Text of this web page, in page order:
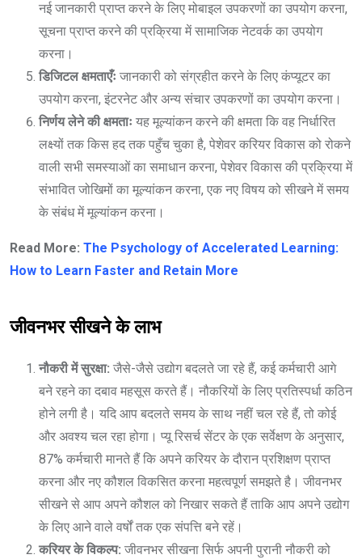
नई जानकारी प्राप्त करने के लिए मोबाइल उपकरणों का उपयोग करना,
सूचना प्राप्त करने की प्रक्रिया में सामाजिक नेटवर्क का उपयोग
करना।
डिजिटल क्षमताएँः जानकारी को संग्रहीत करने के लिए कंप्यूटर का
उपयोग करना, इंटरनेट और अन्य संचार उपकरणों का उपयोग करना।
निर्णय लेने की क्षमताः यह मूल्यांकन करने की क्षमता कि वह निर्धारित
लक्ष्यों तक किस हद तक पहुँच चुका है, पेशेवर करियर विकास को रोकने
वाली सभी समस्याओं का समाधान करना, पेशेवर विकास की प्रक्रिया में
संभावित जोखिमों का मूल्यांकन करना, एक नए विषय को सीखने में समय
के संबंध में मूल्यांकन करना।
Read More: The Psychology of Accelerated Learning:
How to Learn Faster and Retain More
जीवनभर सीखने के लाभ
नौकरी में सुरक्षा: जैसे-जैसे उद्योग बदलते जा रहे हैं, कई कर्मचारी आगे
बने रहने का दबाव महसूस करते हैं। नौकरियों के लिए प्रतिस्पर्धा कठिन
होने लगी है। यदि आप बदलते समय के साथ नहीं चल रहे हैं, तो कोई
और अवश्य चल रहा होगा। प्यू रिसर्च सेंटर के एक सर्वेक्षण के अनुसार,
87% कर्मचारी मानते हैं कि अपने करियर के दौरान प्रशिक्षण प्राप्त
करना और नए कौशल विकसित करना महत्वपूर्ण समझते है। जीवनभर
सीखने से आप अपने कौशल को निखार सकते हैं ताकि आप अपने उद्योग
के लिए आने वाले वर्षों तक एक संपत्ति बने रहें।
करियर के विकल्प: जीवनभर सीखना सिर्फ अपनी पुरानी नौकरी को